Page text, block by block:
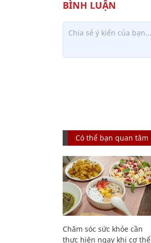
Có thể bạn quan tâm
Chăm sóc sức khỏe cần
thực hiện ngay khi cơ thể